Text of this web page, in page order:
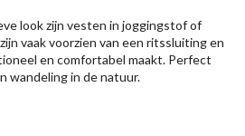
look zijn vesten in joggingstof of
vaak voorzien van een ritssluiting en
en comfortabel maakt. Perfect
wandeling in de natuur.